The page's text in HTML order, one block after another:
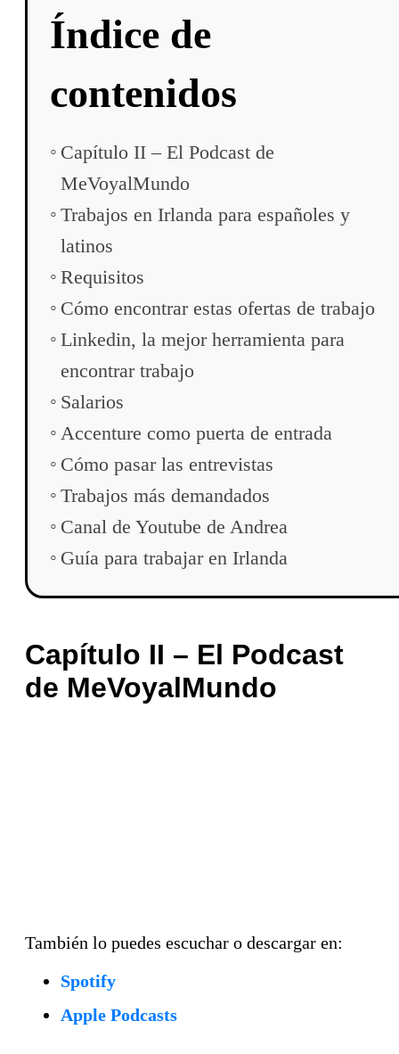
Índice de
contenidos
Capítulo II – El Podcast de
MeVoyalMundo
Trabajos en Irlanda para españoles y
latinos
Requisitos
Cómo encontrar estas ofertas de trabajo
Linkedin, la mejor herramienta para
encontrar trabajo
Salarios
Accenture como puerta de entrada
Cómo pasar las entrevistas
Trabajos más demandados
Canal de Youtube de Andrea
Guía para trabajar en Irlanda
Capítulo II – El Podcast
de MeVoyalMundo
También lo puedes escuchar o descargar en:
Spotify
Apple Podcasts